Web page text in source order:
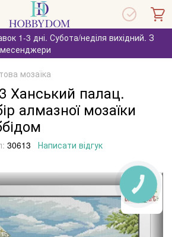
1-3 дні. Субота/неділя вихідний. З
месенджери
мозаїка
Ханський палац.
алмазної мозаїки
30613 Написати відгук
КНОПКА
ЗВ'ЯЗКУ